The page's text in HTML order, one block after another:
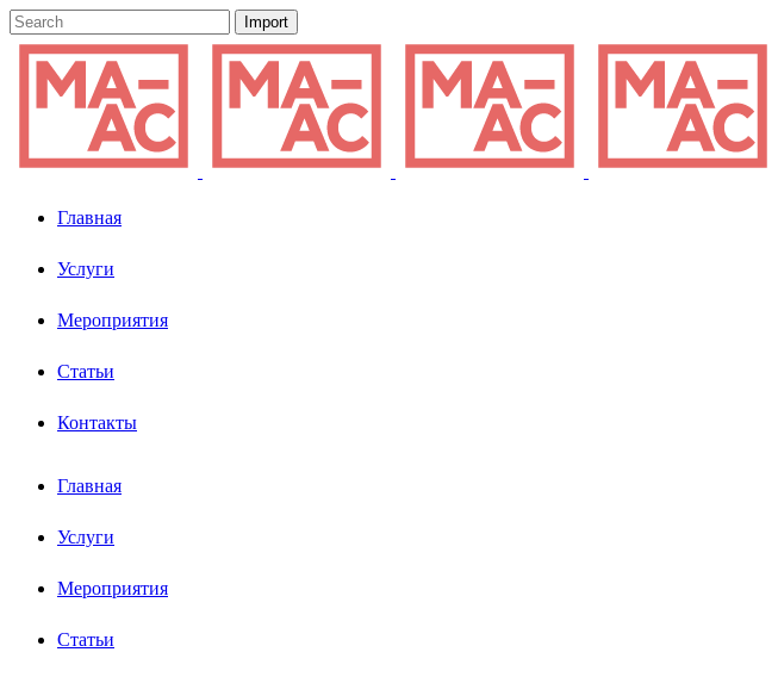
Главная
Услуги
Мероприятия
Статьи
Контакты
Главная
Услуги
Мероприятия
Статьи